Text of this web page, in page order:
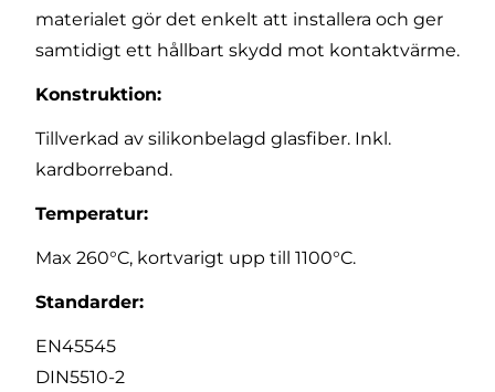
materialet gör det enkelt att installera och ger
samtidigt ett hållbart skydd mot kontaktvärme.
Konstruktion:
Tillverkad av silikonbelagd glasfiber. Inkl.
kardborreband.
Temperatur:
Max 260°C, kortvarigt upp till 1100°C.
Standarder:
EN45545
DIN5510-2